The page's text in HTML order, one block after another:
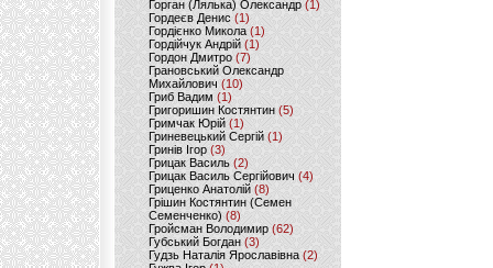
Горган (Лялька) Олександр(1)
Гордеєв Денис (1)
Гордієнко Микола (1)
Гордійчук Андрій (1)
Гордон Дмитро (7)
Грановський Олександр
Михайлович (10)
Гриб Вадим (1)
Григоришин Костянтин (5)
Гримчак Юрій(1)
Гриневецький Сергій(1)
Гринів Ігор (3)
Грицак Василь (2)
Грицак Василь Сергійович (4)
Гриценко Анатолій (8)
Грішин Костянтин (Семен
Семенченко)(8)
Гройсман Володимир(62)
Губський Богдан (3)
Гудзь Наталія Ярославівна(2)